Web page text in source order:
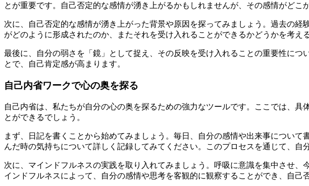
とが重要です。自己否定的な感情が湧き上がるかもしれませんが、その感情がどこ
次に、自己否定的な感情が湧き上がった背景や原因を探ってみましょう。過去の
がどのように形成されたのか、またそれを受け入れることができるかどうかを考え
最後に、自分の弱さを「鏡」として捉え、その反映を受け入れることの重要性に
とで、自己肯定感が高まります。
自己内省ワークで心の奥を探る
自己内省は、私たちが自分の心の奥を探るための強力なツールです。ここでは、
とができるでしょう。
まず、日記を書くことから始めてみましょう。毎日、自分の感情や出来事につい
んだ時の気持ちについて詳しく記録してみてください。このプロセスを通じて、自
次に、マインドフルネスの実践を取り入れてみましょう。呼吸に意識を集中させ
インドフルネスによって、自分の感情や思考を客観的に観察することができ、自己